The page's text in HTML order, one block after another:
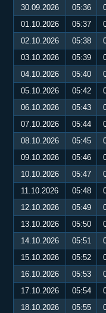
30.09.2026
05:36
01.10.2026
05:37
02.10.2026
05:38
03.10.2026
05:39
04.10.2026
05:40
05.10.2026
05:42
06.10.2026
05:43
07.10.2026
05:44
08.10.2026
05:45
09.10.2026
05:46
10.10.2026
05:47
11.10.2026
05:48
12.10.2026
05:49
13.10.2026
05:50
14.10.2026
05:51
15.10.2026
05:52
16.10.2026
05:53
17.10.2026
05:54
18.10.2026
05:55